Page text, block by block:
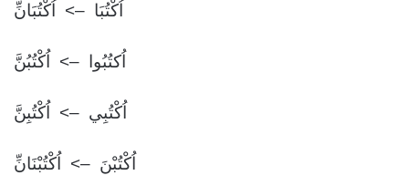
اُكْتُبَا –> اُكْتُبَانِّ
اُكتُبُوا –> اُكْتُبُنَّ
اُكْتُبِي –> اُكْتُبِنَّ
اُكْتُبْنَ –> اُكْتُبْنَانِّ